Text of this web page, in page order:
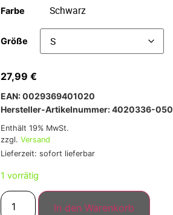
Farbe
Größe
27,99 €
EAN: 0029369401020
Hersteller-Artikelnummer: 4020336-050
Enthält 19% MwSt.
zzgl. Versand
Lieferzeit: sofort lieferbar
1 vorrätig
In den Warenkorb